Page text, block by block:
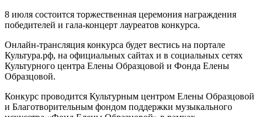
8 июля состоится торжественная церемония награждения
победителей и гала-концерт лауреатов конкурса.
Онлайн-трансляция конкурса будет вестись на портале
Культура.рф, на официальных сайтах и в социальных сетях
Культурного центра Елены Образцовой и Фонда Елены
Образцовой.
Конкурс проводится Культурным центром Елены Образцовой
и Благотворительным фондом поддержки музыкального